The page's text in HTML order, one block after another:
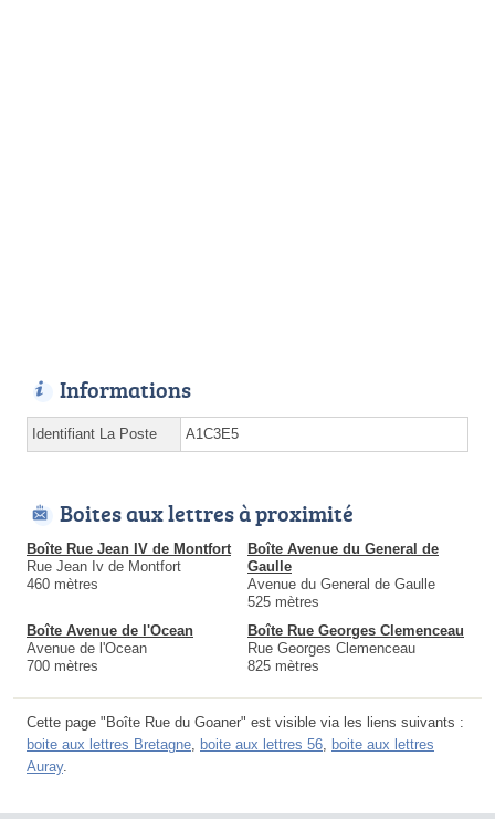
Informations
Identifiant La Poste A1C3E5
Boites aux lettres à proximité
Boîte Rue Jean IV de Montfort
Rue Jean Iv de Montfort
460 mètres
Boîte Avenue du General de
Gaulle
Avenue du General de Gaulle
525 mètres
Boîte Avenue de l'Ocean
Avenue de l'Ocean
700 mètres
Boîte Rue Georges Clemenceau
Rue Georges Clemenceau
825 mètres
Cette page "Boîte Rue du Goaner" est visible via les liens suivants :
boite aux lettres Bretagne, boite aux lettres 56, boite aux lettres
Auray.